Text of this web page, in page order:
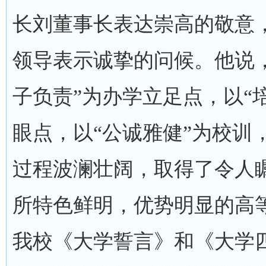
长刘董事长表达崇高的敬意
领导表示诚挚的问候。他
子负责”为办学立足点，以“
眼点，以“公诚雅健”为校训
过程波澜壮阔，取得了令人
所特色鲜明，优势明显的高
我校《大学誓言》和《大学